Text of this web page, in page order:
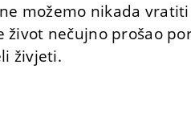
možemo nikada
život nečujno prošao
živjeti.